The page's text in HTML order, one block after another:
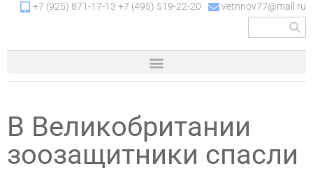
+7 (925) 871-17-13 +7 (495) 519-22-20 vetnnov77@mail.ru
В Великобритании
зоозащитники спасли